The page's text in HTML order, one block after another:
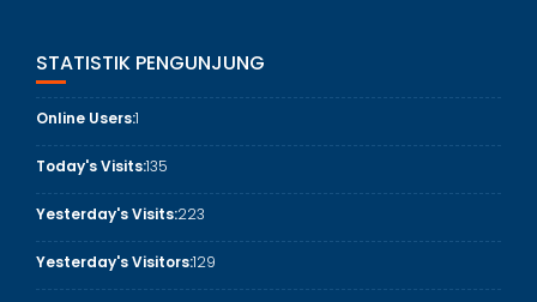
STATISTIK PENGUNJUNG
Online Users:1
Today's Visits:135
Yesterday's Visits:223
Yesterday's Visitors:129